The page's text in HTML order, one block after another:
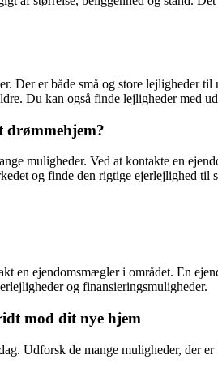
er både små og store lejligheder
Du kan også finde lejligheder med
drømmehjem?
muligheder. Ved at kontakte en
og finde den rigtige ejerlejlighed til
en ejendomsmægler i området. En
og finansieringsmuligheder.
mod dit nye hjem
Udforsk de mange muligheder,